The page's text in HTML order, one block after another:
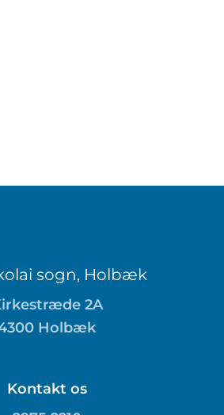
sogn, Holbæk
2A
Holbæk
Kontakt os